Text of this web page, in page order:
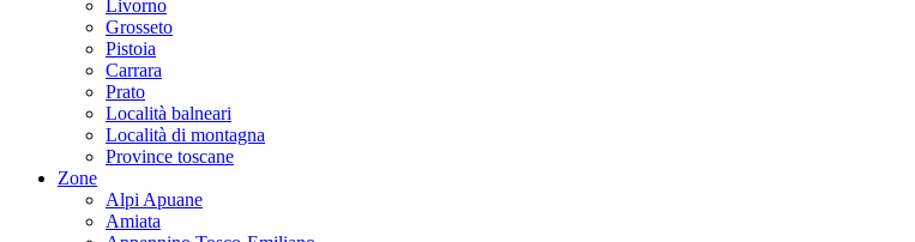
Livorno
Grosseto
Pistoia
Carrara
Prato
Località balneari
Località di montagna
Province toscane
Zone
Alpi Apuane
Amiata